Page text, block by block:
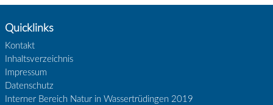
Quicklinks
Kontakt
Inhaltsverzeichnis
Impressum
Datenschutz
Interner Bereich Natur in Wassertrüdingen 2019